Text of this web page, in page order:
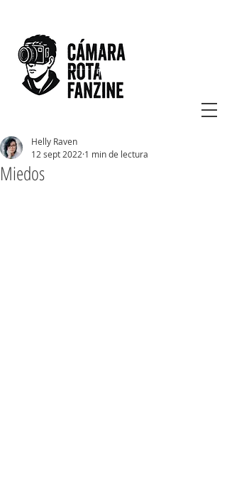
Miedos
Helly Raven
12 sept 2022 1 min de lectura